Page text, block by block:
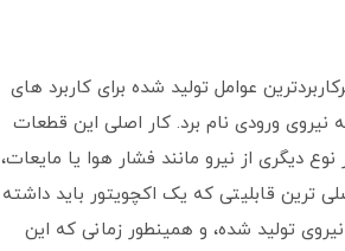
عوامل تولید شده برای کاربرد های
نیروی ورودی نام برد. کار اصلی این قطعات
دیگری از نیرو مانند فشار هوا یا مایعات،
ترین قابلیتی که یک اکچویتور باید داشته
تولید شده، و همینطور زمانی که این